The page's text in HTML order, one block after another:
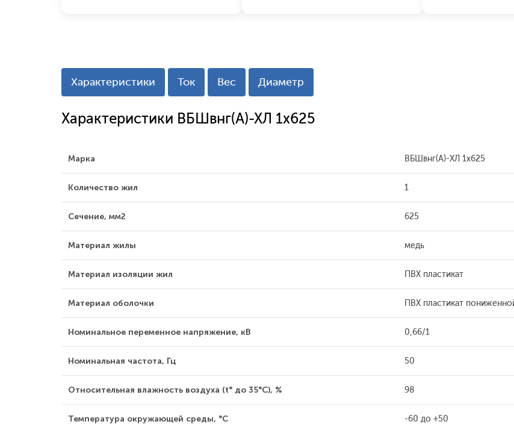
Характеристики Ток Вес Диаметр
Характеристики ВБШвнг(А)-ХЛ 1x625
Марка ВБШвнг(А)-ХЛ 1x625
Количество жил 1
Сечение, мм2 625
Материал жилы медь
Материал изоляции жил ПВХ пластикат
Материал оболочки ПВХ пластикат
Номинальное переменное напряжение, кВ 0,66/1
Номинальная частота, Гц 50
Относительная влажность воздуха (t° до 35°С), % 98
Температура окружающей среды, °С -60 до +50